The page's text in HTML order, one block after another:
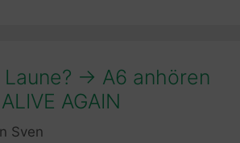
-> A6 anhören
AGAIN
Sven